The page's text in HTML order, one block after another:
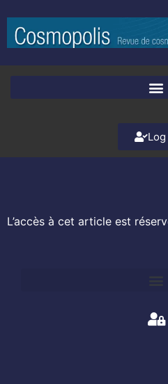
L’accès à cet article est